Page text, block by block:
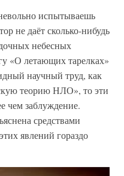
испытываешь
не даёт сколько-нибудь
небесных
«О летающих тарелках»
научный труд, как
теорию НЛО», то эти
чем заблуждение.
средствами
явлений гораздо